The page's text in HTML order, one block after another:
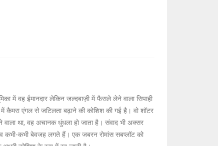
में वह ईमानदार लेकिन जल्दबाज़ी में फैसले लेने वाला सिपाही
कैमरा एंगल से जटिलता बढ़ाने की कोशिश की गई है। वो शॉटर
था, वह अचानक धुंधला हो जाता है। संवाद भी अक्सर
कभी-कभी बेवजह लगते हैं। एक जबरन रोमांस सबप्लॉट को